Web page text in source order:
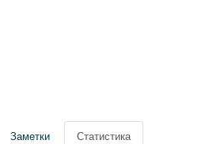
Заметки Статистика